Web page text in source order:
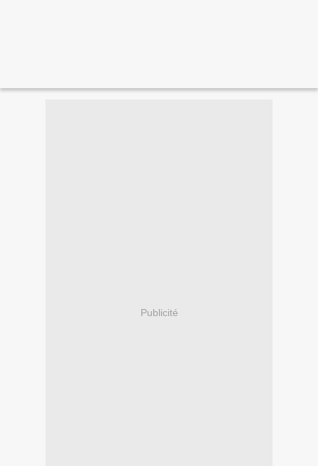
Publicité